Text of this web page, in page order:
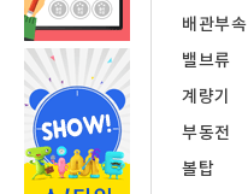
배관부속
밸브류
계량기
부동전
볼탑